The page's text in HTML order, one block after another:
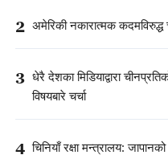
2 अमेरिकी नकारात्मक
3 धेरै देशका मिडियाद्वारा
विषयबारे चर्चा
4 चिनियाँ रक्षा मन्त्रालय: